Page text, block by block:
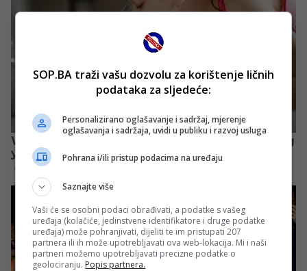
SOP.BA traži vašu dozvolu za korištenje ličnih
podataka za sljedeće:
Personalizirano oglašavanje i sadržaj, mjerenje
oglašavanja i sadržaja, uvidi u publiku i razvoj usluga
Pohrana i/ili pristup podacima na uređaju
Saznajte više
Vaši će se osobni podaci obrađivati, a podatke s vašeg
uređaja (kolačiće, jedinstvene identifikatore i druge podatke
uređaja) može pohranjivati, dijeliti te im pristupati 207
partnera ili ih može upotrebljavati ova web-lokacija. Mi i naši
partneri možemo upotrebljavati precizne podatke o
geolociranju. Popis partnera.